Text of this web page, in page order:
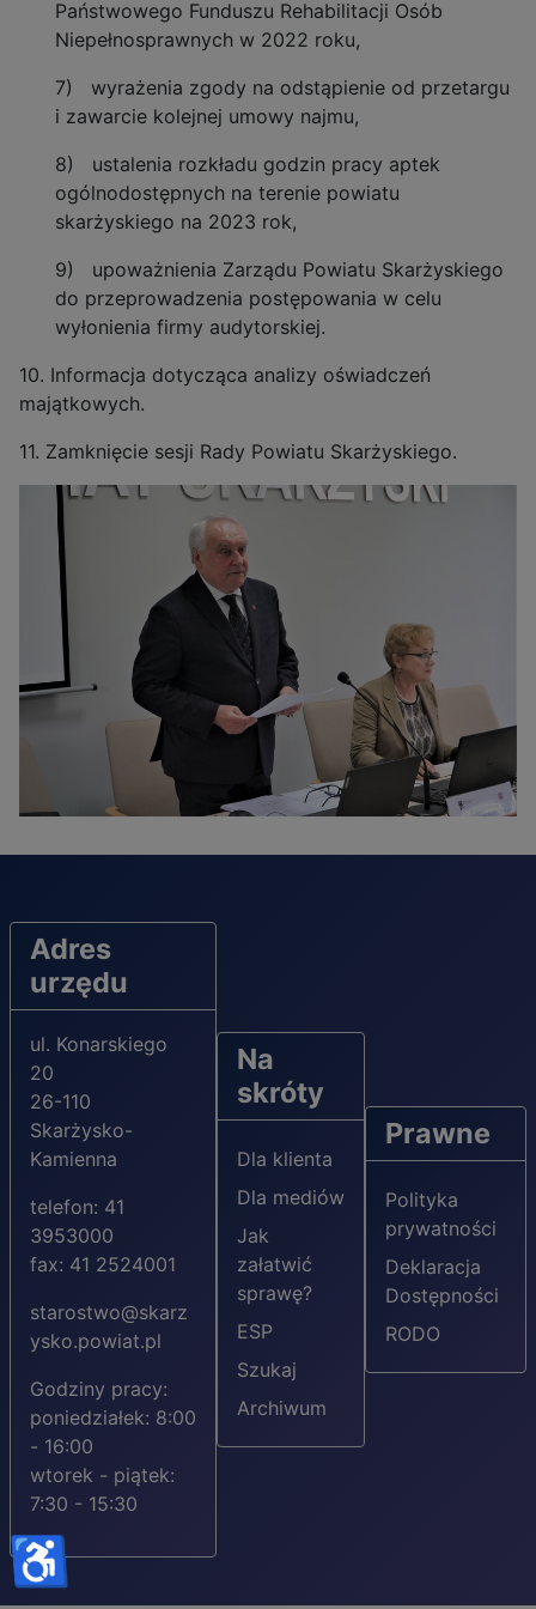
Państwowego Funduszu Rehabilitacji Osób
Niepełnosprawnych w 2022 roku,
7) wyrażenia zgody na odstąpienie od przetargu
i zawarcie kolejnej umowy najmu,
8) ustalenia rozkładu godzin pracy aptek
ogólnodostępnych na terenie powiatu
skarżyskiego na 2023 rok,
9) upoważnienia Zarządu Powiatu Skarżyskiego
do przeprowadzenia postępowania w celu
wyłonienia firmy audytorskiej.
10. Informacja dotycząca analizy oświadczeń
majątkowych.
11. Zamknięcie sesji Rady Powiatu Skarżyskiego.
Adres
urzędu
ul. Konarskiego
20
26-110
Skarżysko-
Kamienna
telefon: 41
3953000
fax: 41 2524001
starostwo@skarz
ysko.powiat.pl
Godziny pracy:
poniedziałek: 8:00
- 16:00
wtorek - piątek:
7:30 - 15:30
Na
skróty
Dla klienta
Dla mediów
Jak
załatwić
sprawę?
ESP
Szukaj
Archiwum
Prawne
Polityka
prywatności
Deklaracja
Dostępności
RODO